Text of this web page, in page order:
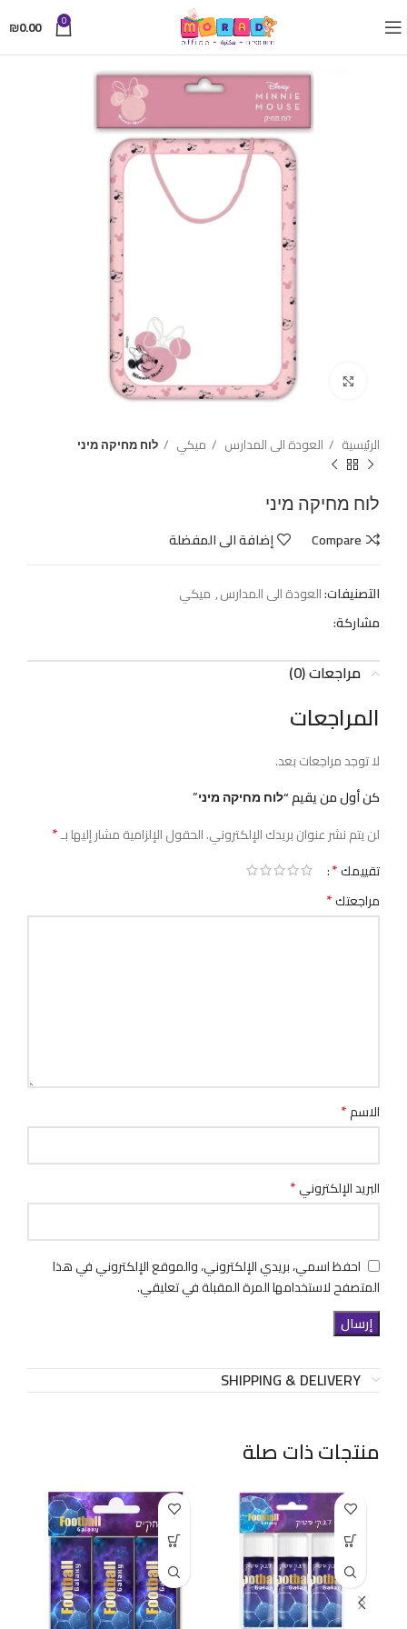
0
₪0.00
Click to enlarge
الرئيسية العودة الى المدارس ميكي לוח מחיקה מיני
לוח מחיקה מיני
Compare إضافة الى المفضلة
التصنيفات:العودة الى المدارس, ميكي
مشاركة:
مراجعات (0)
المراجعات
لا توجد مراجعات بعد.
كن أول من يقيم “לוח מחיקה מיני”
لن يتم نشر عنوان بريدك الإلكتروني.الحقول الإلزامية مشار إليها بـ*
تقييمك*
مراجعتك*
الاسم*
البريد الإلكتروني*
احفظ اسمي، بريدي الإلكتروني، والموقع الإلكتروني في هذا
المتصفح لاستخدامها المرة المقبلة في تعليقي.
SHIPPING & DELIVERY
منتجات ذات صلة